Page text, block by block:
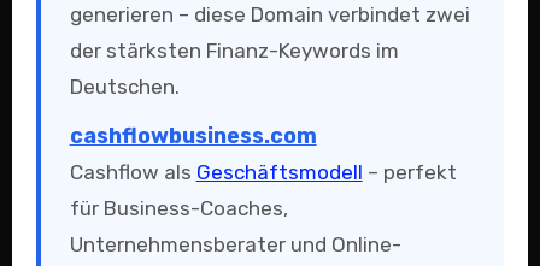
generieren – diese Domain verbindet zwei
der stärksten Finanz-Keywords im
Deutschen.
cashflowbusiness.com
Cashflow als Geschäftsmodell – perfekt
für Business-Coaches,
Unternehmensberater und Online-